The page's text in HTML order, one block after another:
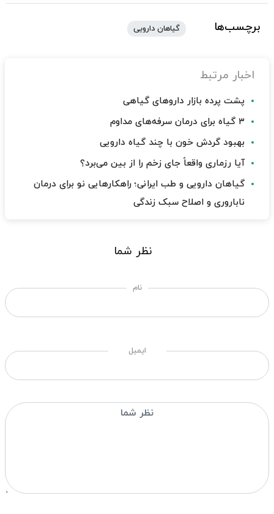
برچسب‌ها گیاهان دارویی
اخبار مرتبط
پشت پرده بازار داروهای گیاهی
۳ گیاه برای درمان سرفه‌های مداوم
بهبود گردش خون با چند گیاه دارویی
آیا رزماری واقعاً جای زخم را از بین می‌برد؟
گیاهان دارویی و طب ایرانی؛ راهکارهایی نو برای درمان
ناباروری و اصلاح سبک زندگی
نظر شما
نام
ایمیل